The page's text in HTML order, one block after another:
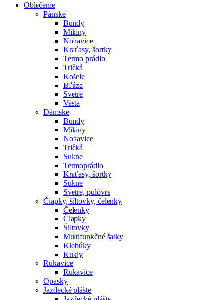
Oblečenie
Pánske
Bundy
Mikiny
Nohavice
Kraťasy, šortky
Termo prádlo
Tričká
Košele
Bľúza
Svetre
Vesta
Dámske
Bundy
Mikiny
Nohavice
Tričká
Sukne
Termoprádlo
Kraťasy, šortky
Sukne
Svetre, pulóvre
Čiapky, šiltovky, čelenky
Čelenky
Čiapky
Šiltovky
Multifunkčné šatky
Klobúky
Kukly
Rukavice
Rukavice
Opasky
Jazdecké plášte